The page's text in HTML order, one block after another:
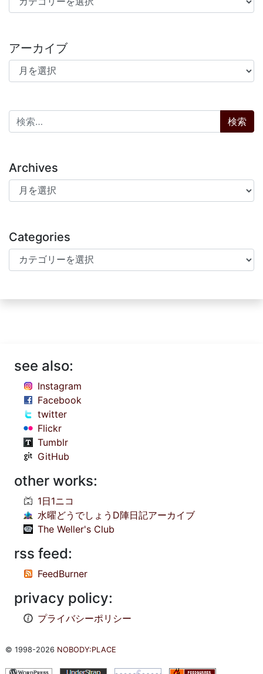
アーカイブ
アーカイブ
検索:
Archives
Archives
Categories
Categories
see also:
Instagram
Facebook
twitter
Flickr
Tumblr
GitHub
other works:
1日1ニコ
水曜どうでしょうD陣日記アーカイブ
The Weller's Club
rss feed:
FeedBurner
privacy policy:
プライバシーポリシー
© 1998-2026 NOBODY:PLACE